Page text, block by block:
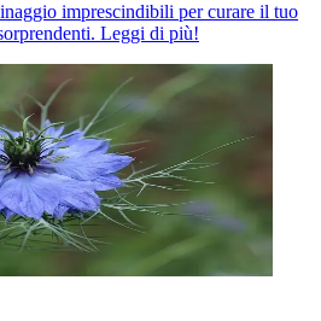
imprescindibili per curare il tuo
Leggi di più!